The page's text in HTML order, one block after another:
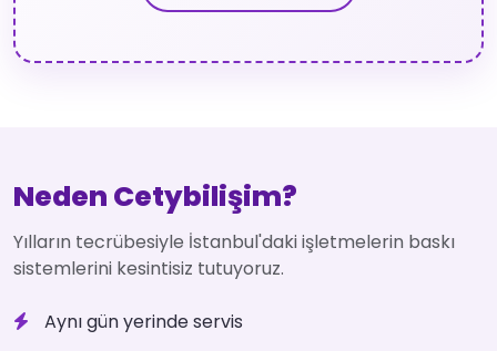
Neden Cetybilişim?
Yılların tecrübesiyle İstanbul'daki işletmelerin baskı
sistemlerini kesintisiz tutuyoruz.
Aynı gün yerinde servis